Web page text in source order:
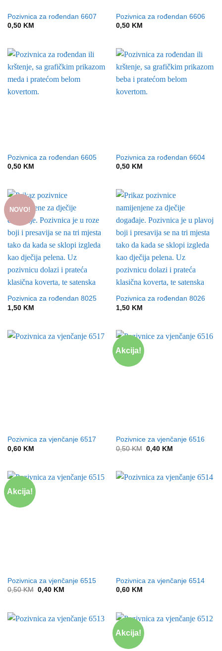
Pozivnica za rođendan 6607
0,50 KM
Pozivnica za rođendan 6606
0,50 KM
Pozivnica za rođendan 6605
0,50 KM
Pozivnica za rođendan 6604
0,50 KM
NOVO!
Pozivnica za rođendan 8025
1,50 KM
Pozivnica za rođendan 8026
1,50 KM
Pozivnica za vjenčanje 6517
0,60 KM
Akcija!
Pozivnice za vjenčanje 6516
0,50KM Original
0,40 KMCurrent
Akcija!
Pozivnica za vjenčanje 6515
0,50KM Original
0,40 KMCurrent
Pozivnica za vjenčanje 6514
0,60 KM
Akcija!